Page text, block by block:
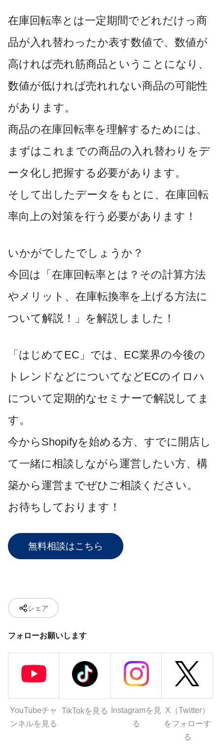
在庫回転率とは一定期間でどれだけっ商
品が入れ替わったか表す数値で、数値が
高ければ売れ筋商品ということになり、
数値が低ければ売れれない商品の可能性
があります。
商品の在庫回転率を理解するためには、
まずはこれまでの商品の入れ替わりをデ
ータ化し把握する必要があります。
そして出したデータをもとに、在庫回転
率向上の対策を行う必要があります！
いかがでしたでしょうか？
今回は「在庫回転率とは？その計算方法
やメリット、在庫転換率を上げる方法に
ついて解説！」を解説しました！
「はじめてEC」では、EC業界の今後の
トレンドなどについてなどECのイロハ
について定期的なセミナーで解説してま
す。
今からShopifyを始める方、すでに開店し
て一緒に相談しながら運営したい方、構
築から運営までぜひご相談ください。
お待ちしております！
無料相談はこちら
シェア
フォローお願いします
YouTubeチャ
ンネルを見る
TikTokを見る
Instagramを見
る
X（Twitter）
をフォローす
る